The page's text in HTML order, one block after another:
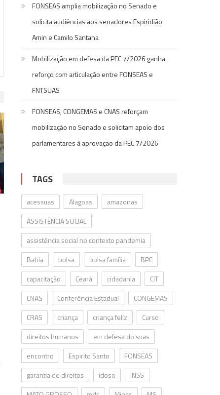
FONSEAS amplia mobilização no Senado e
solicita audiências aos senadores Espiridião
Amin e Camilo Santana
Mobilização em defesa da PEC 7/2026 ganha
reforço com articulação entre FONSEAS e
FNTSUAS
FONSEAS, CONGEMAS e CNAS reforçam
mobilização no Senado e solicitam apoio dos
parlamentares à aprovação da PEC 7/2026
TAGS
acessuas Alagoas
amazonas
ASSISTÊNCIA SOCIAL
assistência social no contexto pandemia
Bahia
bolsa bolsa família
BPC
capacitação
Ceará cidadania
CIT
CNAS
Conferência Estadual
CONGEMAS
CRAS
criança criança feliz
Curso
direitos humanos
em defesa do suas
encontro
Espirito Santo
FONSEAS
garantia de direitos
idoso
INSS